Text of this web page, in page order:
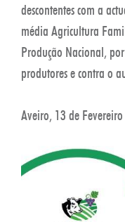
descontentes com a
média Agricultura
Produção Nacional,
produtores e contra o
Aveiro, 13 de